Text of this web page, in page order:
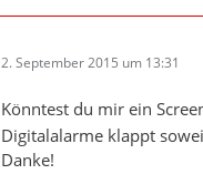
2. September 2015 um 13:31
Könntest du mir ein
Digitalalarme klappt
Danke!